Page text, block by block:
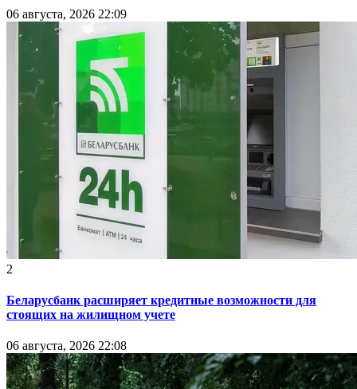
06 августа, 2026 22:09
2
Беларусбанк расширяет кредитные возможности для
стоящих на жилищном учете
06 августа, 2026 22:08